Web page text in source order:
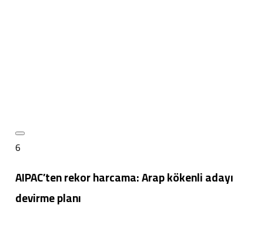
6
AIPAC’ten rekor harcama: Arap kökenli adayı
devirme planı